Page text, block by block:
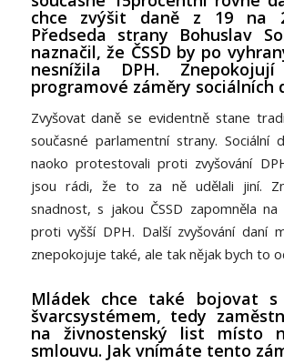
chce zvýšit daně z 19 na
Předseda strany Bohuslav
naznačil, že ČSSD by po
nesnížila DPH.
programové záměry sociálních
Zvyšovat daně se evidentně stane
současné parlamentní strany. Sociální
naoko protestovali proti zvyšování
jsou rádi, že to za ně udělali jiní.
snadnost, s jakou ČSSD zapomněla
proti vyšší DPH. Další zvyšování daní
znepokojuje také, ale tak nějak bych to
Mládek chce také bojovat s
švarcsystémem, tedy
na živnostenský list místo
smlouvu. Jak vnímáte tento